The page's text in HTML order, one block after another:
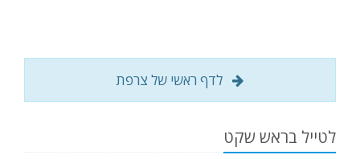
לדף ראשי של צרפת
לטייל בראש שקט